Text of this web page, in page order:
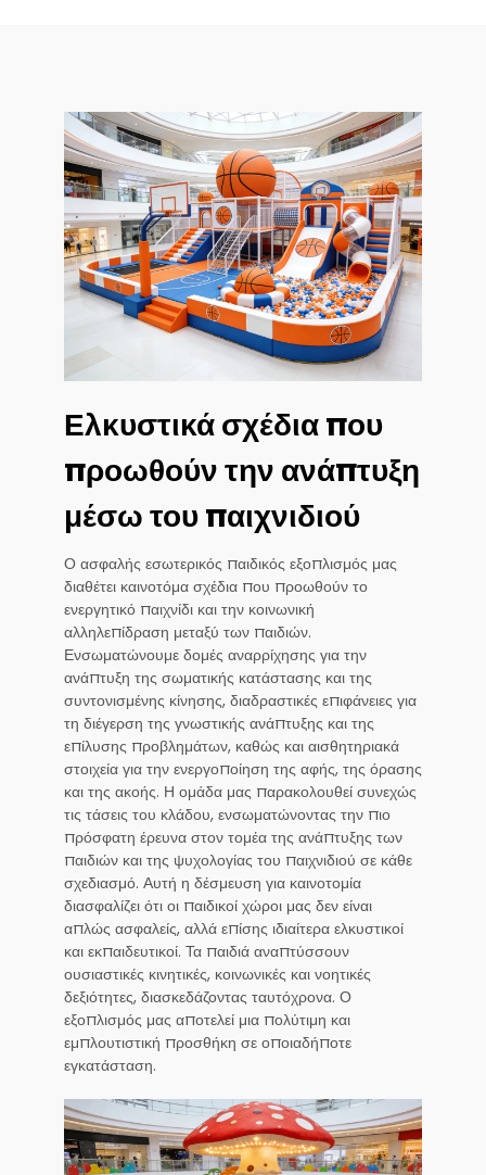
Ελκυστικά σχέδια που
προωθούν την ανάπτυξη
μέσω του παιχνιδιού
Ο ασφαλής εσωτερικός παιδικός εξοπλισμός μας
διαθέτει καινοτόμα σχέδια που προωθούν το
ενεργητικό παιχνίδι και την κοινωνική
αλληλεπίδραση μεταξύ των παιδιών.
Ενσωματώνουμε δομές αναρρίχησης για την
ανάπτυξη της σωματικής κατάστασης και της
συντονισμένης κίνησης, διαδραστικές επιφάνειες για
τη διέγερση της γνωστικής ανάπτυξης και της
επίλυσης προβλημάτων, καθώς και αισθητηριακά
στοιχεία για την ενεργοποίηση της αφής, της όρασης
και της ακοής. Η ομάδα μας παρακολουθεί συνεχώς
τις τάσεις του κλάδου, ενσωματώνοντας την πιο
πρόσφατη έρευνα στον τομέα της ανάπτυξης των
παιδιών και της ψυχολογίας του παιχνιδιού σε κάθε
σχεδιασμό. Αυτή η δέσμευση για καινοτομία
διασφαλίζει ότι οι παιδικοί χώροι μας δεν είναι
απλώς ασφαλείς, αλλά επίσης ιδιαίτερα ελκυστικοί
και εκπαιδευτικοί. Τα παιδιά αναπτύσσουν
ουσιαστικές κινητικές, κοινωνικές και νοητικές
δεξιότητες, διασκεδάζοντας ταυτόχρονα. Ο
εξοπλισμός μας αποτελεί μια πολύτιμη και
εμπλουτιστική προσθήκη σε οποιαδήποτε
εγκατάσταση.